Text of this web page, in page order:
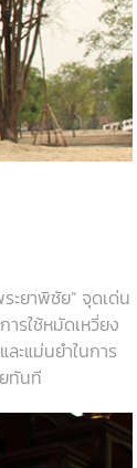
ะยาพิชัย” จุดเด่น
ารใช้หมัดเหวี่ยง
ะแม่นยำในการ
ทันที